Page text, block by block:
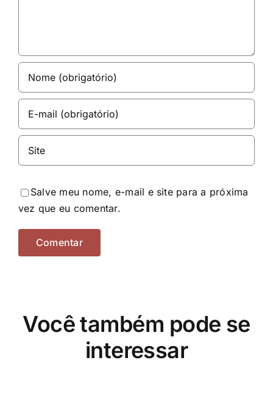
Salve meu nome, e-mail e site para a próxima
vez que eu comentar.
Você também pode se
interessar